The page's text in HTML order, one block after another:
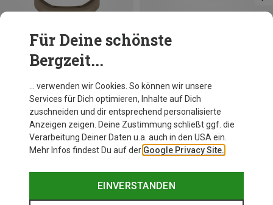
Du sparst 43%
Für Deine schönste
Bergzeit...
… verwenden wir Cookies. So können wir unsere
Services für Dich optimieren, Inhalte auf Dich
zuschneiden und dir entsprechend personalisierte
Anzeigen zeigen. Deine Zustimmung schließt ggf. die
Verarbeitung Deiner Daten u.a. auch in den USA ein.
Mehr Infos findest Du auf der Google Privacy Site.
EINVERSTANDEN